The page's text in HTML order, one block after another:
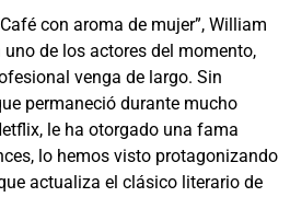
con aroma de mujer”, William
de los actores del momento,
venga de largo. Sin
permaneció durante mucho
le ha otorgado una fama
lo hemos visto protagonizando
actualiza el clásico literario de